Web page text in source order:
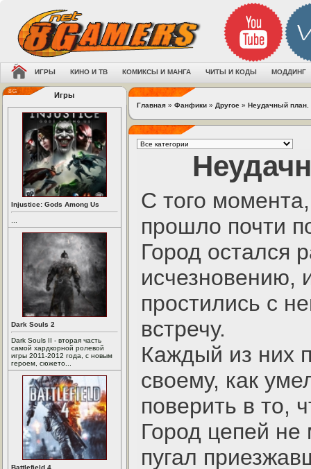
ИГРЫ КИНО И ТВ КОМИКСЫ И МАНГА ЧИТЫ И КОДЫ МОДДИНГ
Игры
Injustice: Gods Among Us
Dark Souls 2
Dark Souls II - вторая часть
самой хардкорной ролевой
игры 2011-2012 года, с новым
героем, сюжето...
Battlefield 4
Главная » Фанфики » Другое » Неудачный план.
С того
прошло почти
Город остался
исчезновению,
простились с
встречу.
Каждый из них
своему, как
поверить в то,
Город цепей не
пугал